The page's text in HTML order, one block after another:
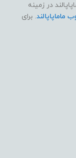
در زمینه
ماماپاپالند. برای